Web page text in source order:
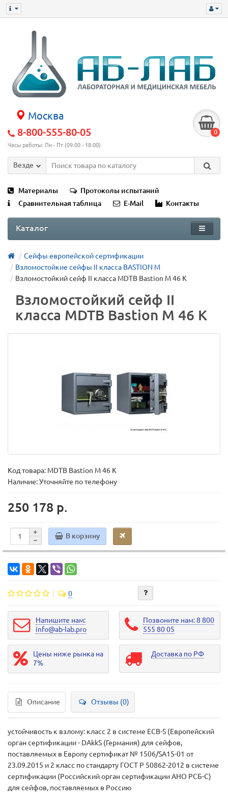
Москва
8-800-555-80-05
Часы работы: Пн - Пт (09:00 - 18:00)
0
Везде
Материалы
Протоколы испытаний
Сравнительная таблица
E-Mail Контакты
Каталог
Сейфы европейской сертификации
Взломостойкие сейфы II класса BASTION M
Взломостойкий сейф II класса MDTB Bastion M 46 K
Взломостойкий сейф II
класса MDTB Bastion M 46 K
Код товара: MDTB Bastion M 46 K
Наличие: Уточняйте по телефону
250 178 р.
В корзину
0
Напишите нам:
info@ab-lab.pro
Позвоните нам: 8 800
555 80 05
Цены ниже рынка на
7%
Доставка по РФ
Описание Отзывы (0)
устойчивость к взлому: класс 2 в системе ECB-S (Европейский
орган сертификации - DAkkS (Германия) для сейфов,
поставляемых в Европу сертификат № 1506/SA15-01 от
23.09.2015 и 2 класс по стандарту ГОСТ Р 50862-2012 в системе
сертификации (Российский орган сертификации АНО РСБ-С)
для сейфов, поставляемых в Россию